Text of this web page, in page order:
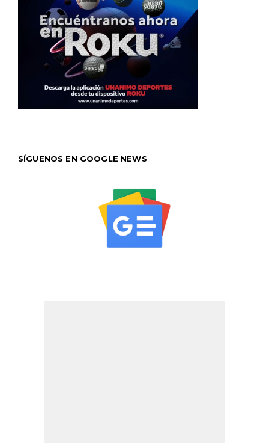
SÍGUENOS EN GOOGLE NEWS